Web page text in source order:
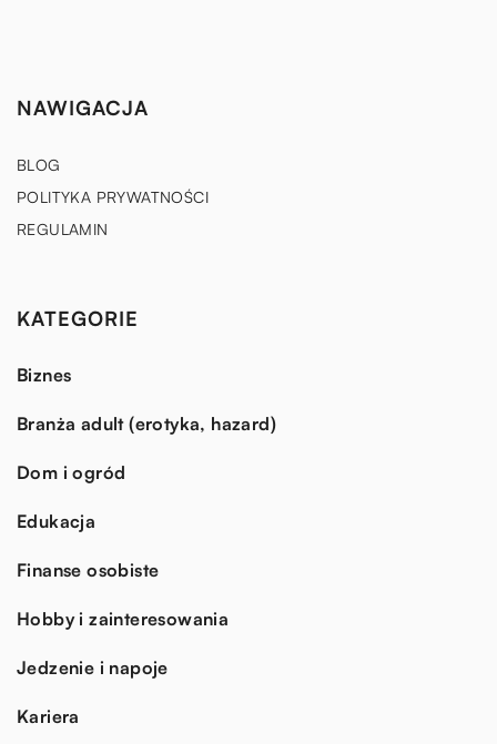
NAWIGACJA
BLOG
POLITYKA PRYWATNOŚCI
REGULAMIN
KATEGORIE
Biznes
Branża adult (erotyka, hazard)
Dom i ogród
Edukacja
Finanse osobiste
Hobby i zainteresowania
Jedzenie i napoje
Kariera